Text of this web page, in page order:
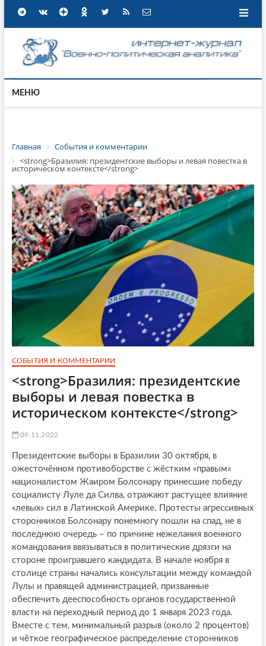
МЕНЮ
Главная
События и комментарии
<strong>Бразилия: президентские выборы и левая повестка в
историческом контексте</strong>
СОБЫТИЯ И КОММЕНТАРИИ
<strong>Бразилия: президентские
выборы и левая повестка в
историческом контексте</strong>
09.11.2022
Президентские выборы в Бразилии 30 октября, в
ожесточённом противоборстве с жёстким «правым»
националистом Жаиром Болсонару принесшие победу
социалисту Луле да Силва, отражают растущее влияние
«левых» сил в Латинской Америке. Протесты агрессивных
сторонников Болсонару понемногу пошли на спад, не в
последнюю очередь – по причине нежелания военного
командования ввязываться в политические дрязги на
стороне проигравшего кандидата. В начале ноября в
столице страны начались консультации между командой
Лулы и правящей администрацией, призванные
обеспечить дееспособность органов государственной
власти на переходный период до 1 января 2023 года.
Вместе с тем, минимальный разрыв (около 2 процентов)
и чёткое географическое распределение сторонников